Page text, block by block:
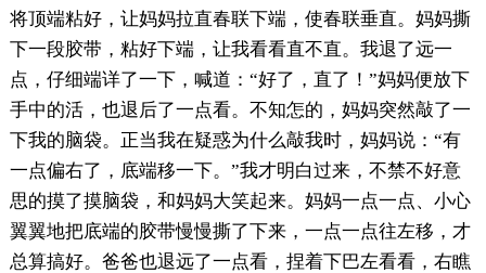
将顶端粘好，让妈妈拉直春联下端，使春联垂直。妈妈撕
下一段胶带，粘好下端，让我看看直不直。我退了远一
点，仔细端详了一下，喊道：“好了，直了！”妈妈便放下
手中的活，也退后了一点看。不知怎的，妈妈突然敲了一
下我的脑袋。正当我在疑惑为什么敲我时，妈妈说：“有
一点偏右了，底端移一下。”我才明白过来，不禁不好意
思的摸了摸脑袋，和妈妈大笑起来。妈妈一点一点、小心
翼翼地把底端的胶带慢慢撕了下来，一点一点往左移，才
总算搞好。爸爸也退远了一点看，捏着下巴左看看，右瞧